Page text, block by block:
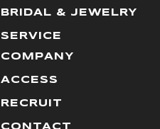
BRIDAL & JEWELRY
SERVICE
COMPANY
ACCESS
RECRUIT
CONTACT